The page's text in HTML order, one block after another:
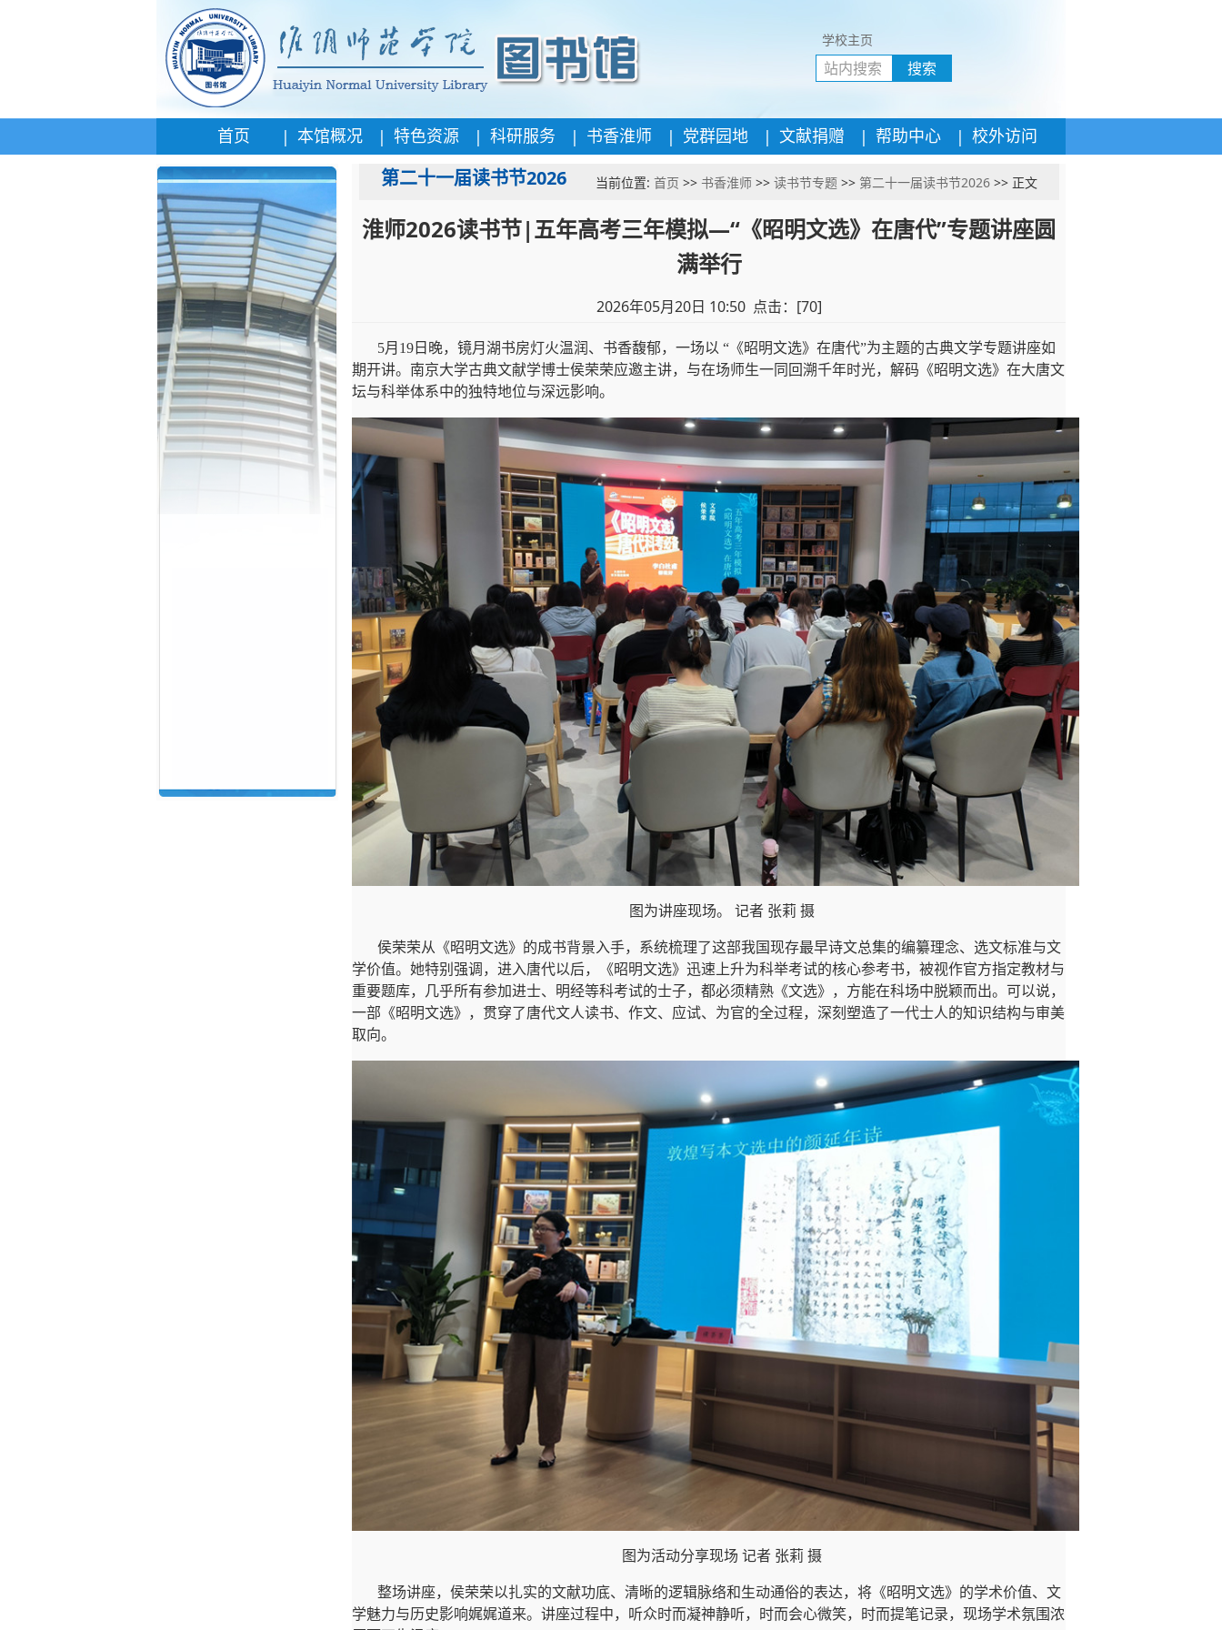
学校主页
搜索
首页 | 本馆概况 | 特色资源 | 科研服务 | 书香淮师 | 党群园地 | 文献捐赠 | 帮助中心 | 校外访问
第二十一届读书节2026 当前位置: 首页 >> 书香淮师>> 读书节专题>> 第二十一届读书节2026>> 正文
淮师2026读书节|五年高考三年模拟—“《昭明文选》在唐代”专题讲座圆
满举行
2026年05月20日 10:50 点击：[70]
5月19日晚，镜月湖书房灯火温润、书香馥郁，一场以 “《昭明文选》在唐代”为主题的古典文学专题讲座如
期开讲。南京大学古典文献学博士侯荣荣应邀主讲，与在场师生一同回溯千年时光，解码《昭明文选》在大唐文
坛与科举体系中的独特地位与深远影响。
图为讲座现场。 记者 张莉 摄
侯荣荣从《昭明文选》的成书背景入手，系统梳理了这部我国现存最早诗文总集的编纂理念、选文标准与文
学价值。她特别强调，进入唐代以后，《昭明文选》迅速上升为科举考试的核心参考书，被视作官方指定教材与
重要题库，几乎所有参加进士、明经等科考试的士子，都必须精熟《文选》，方能在科场中脱颖而出。可以说，
一部《昭明文选》，贯穿了唐代文人读书、作文、应试、为官的全过程，深刻塑造了一代士人的知识结构与审美
取向。
图为活动分享现场 记者 张莉 摄
整场讲座，侯荣荣以扎实的文献功底、清晰的逻辑脉络和生动通俗的表达，将《昭明文选》的学术价值、文
学魅力与历史影响娓娓道来。讲座过程中，听众时而凝神静听，时而会心微笑，时而提笔记录，现场学术氛围浓